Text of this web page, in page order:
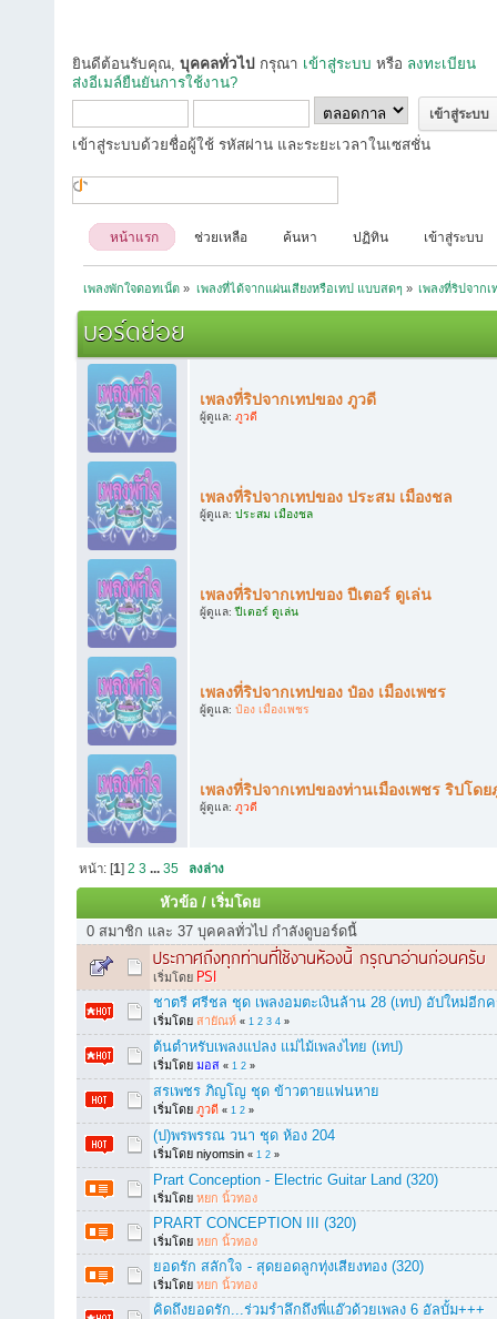
ยินดีต้อนรับคุณ, บุคคลทั่วไป กรุณา เข้าสู่ระบบ หรือ ลงทะเบียน
ส่งอีเมล์ยืนยันการใช้งาน?
เข้าสู่ระบบด้วยชื่อผู้ใช้ รหัสผ่าน และระยะเวลาในเซสชั่น
หน้าแรก ช่วยเหลือ ค้นหา ปฏิทิน เข้าสู่ระบบ
เพลงพักใจดอทเน็ต » เพลงที่ได้จากแผ่นเสียงหรือเทป แบบสดๆ » เพลงที่ริปจาก
บอร์ดย่อย
เพลงที่ริปจากเทปของ ภูวดี
ผู้ดูแล: ภูวดี
เพลงที่ริปจากเทปของ ประสม เมืองชล
ผู้ดูแล: ประสม เมืองชล
เพลงที่ริปจากเทปของ ปีเตอร์ ดูเล่น
ผู้ดูแล:ปีเตอร์ ดูเล่น
เพลงที่ริปจากเทปของ ป๋อง เมืองเพชร
ผู้ดูแล: ป๋อง เมืองเพชร
เพลงที่ริปจากเทปของท่านเมืองเพชร ริปโดย
ผู้ดูแล: ภูวดี
หน้า: [1 ]2 3 ...35 ลงล่าง
หัวข้อ / เริ่มโดย
0 สมาชิก และ 37 บุคคลทั่วไป กำลังดูบอร์ดนี้
ประกาศถึงทุกท่านที่ใช้งานห้องนี้ กรุณาอ่านก่อนครับ
เริ่มโดย PSI
ชาตรี ศรีชล ชุด เพลงอมตะเงินล้าน 28 (เทป) อัปใหม่อีกค
เริ่มโดย สายัณห์ « 1 2 3 4 »
ต้นตำหรับเพลงแปลง แม่ไม้เพลงไทย (เทป)
เริ่มโดย มอส « 1 2 »
สรเพชร ภิญโญ ชุด ข้าวตายแฟนหาย
เริ่มโดย ภูวดี « 1 2 »
(ป)พรพรรณ วนา ชุด ห้อง 204
เริ่มโดย niyomsin « 1 2 »
Prart Conception - Electric Guitar Land (320)
เริ่มโดย หยก นิ้วทอง
PRART CONCEPTION III (320)
เริ่มโดย หยก นิ้วทอง
ยอดรัก สลักใจ - สุดยอดลูกทุ่งเสียงทอง (320)
เริ่มโดย หยก นิ้วทอง
คิดถึงยอดรัก...ร่วมรำลึกถึงพี่แอ๊วด้วยเพลง 6 อัลบั้ม+++